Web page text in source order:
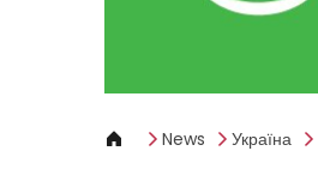
News Україна